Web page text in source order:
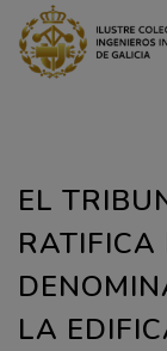
EL
LA